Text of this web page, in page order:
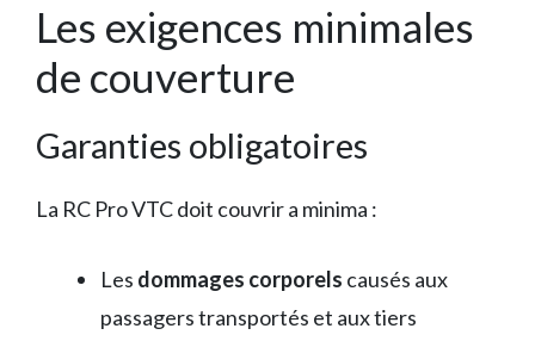
Les exigences minimales
de couverture
Garanties obligatoires
La RC Pro VTC doit couvrir a minima :
Les dommages corporels causés aux
passagers transportés et aux tiers